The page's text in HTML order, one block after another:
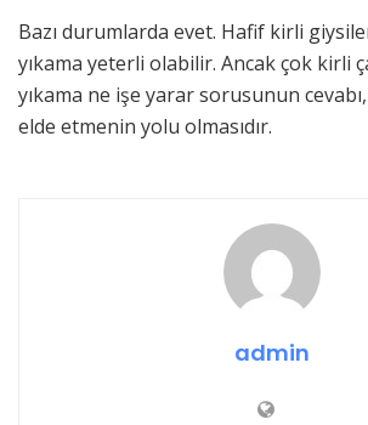
Bazı durumlarda evet. Hafif kirli
yıkama yeterli olabilir. Ancak çok kirli
yıkama ne işe yarar sorusunun
elde etmenin yolu olmasıdır.
admin